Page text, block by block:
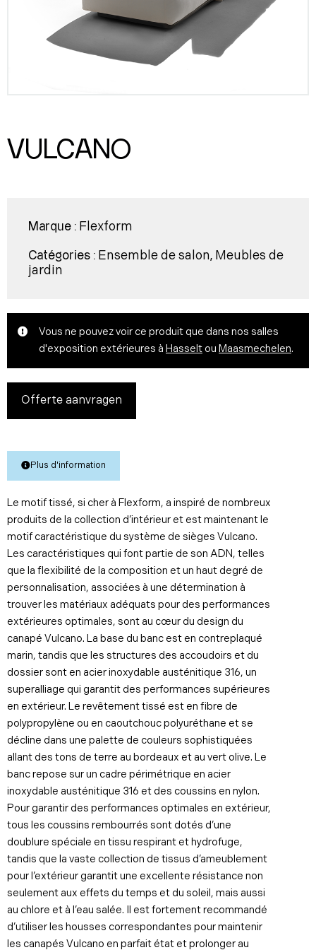
VULCANO
Marque : Flexform
Catégories : Ensemble de salon, Meubles de
jardin
Vous ne pouvez voir ce produit que dans nos salles
d'exposition extérieures à Hasselt ou Maasmechelen.
Offerte aanvragen
Plus d'information
Le motif tissé, si cher à Flexform, a inspiré de nombreux
produits de la collection d’intérieur et est maintenant le
motif caractéristique du système de sièges Vulcano.
Les caractéristiques qui font partie de son ADN, telles
que la flexibilité de la composition et un haut degré de
personnalisation, associées à une détermination à
trouver les matériaux adéquats pour des performances
extérieures optimales, sont au cœur du design du
canapé Vulcano. La base du banc est en contreplaqué
marin, tandis que les structures des accoudoirs et du
dossier sont en acier inoxydable austénitique 316, un
superalliage qui garantit des performances supérieures
en extérieur. Le revêtement tissé est en fibre de
polypropylène ou en caoutchouc polyuréthane et se
décline dans une palette de couleurs sophistiquées
allant des tons de terre au bordeaux et au vert olive. Le
banc repose sur un cadre périmétrique en acier
inoxydable austénitique 316 et des coussins en nylon.
Pour garantir des performances optimales en extérieur,
tous les coussins rembourrés sont dotés d’une
doublure spéciale en tissu respirant et hydrofuge,
tandis que la vaste collection de tissus d’ameublement
pour l’extérieur garantit une excellente résistance non
seulement aux effets du temps et du soleil, mais aussi
au chlore et à l’eau salée. Il est fortement recommandé
d’utiliser les housses correspondantes pour maintenir
les canapés Vulcano en parfait état et prolonger au